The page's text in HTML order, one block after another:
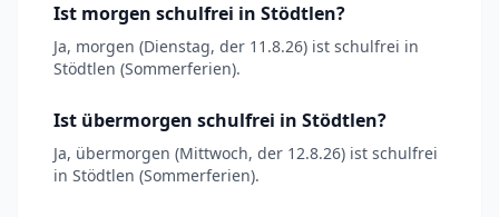
Ist morgen schulfrei in Stödtlen?
Ja, morgen (Dienstag, der 11.8.26) ist schulfrei in
Stödtlen (Sommerferien).
Ist übermorgen schulfrei in Stödtlen?
Ja, übermorgen (Mittwoch, der 12.8.26) ist schulfrei
in Stödtlen (Sommerferien).